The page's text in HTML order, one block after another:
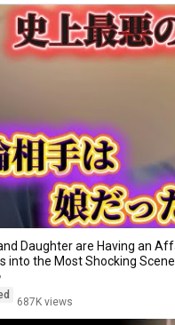
Daughter are Having an
into the Most Shocking Scene
687K views